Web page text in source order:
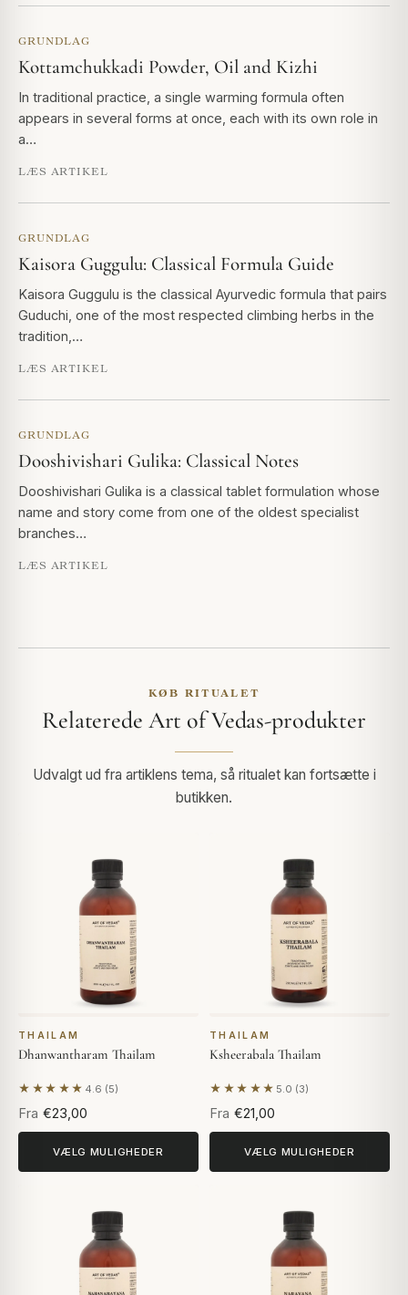
GRUNDLAG
Kottamchukkadi Powder, Oil and Kizhi
In traditional practice, a single warming formula often
appears in several forms at once, each with its own role in
a…
LÆS ARTIKEL
GRUNDLAG
Kaisora Guggulu: Classical Formula Guide
Kaisora Guggulu is the classical Ayurvedic formula that pairs
Guduchi, one of the most respected climbing herbs in the
tradition,…
LÆS ARTIKEL
GRUNDLAG
Dooshivishari Gulika: Classical Notes
Dooshivishari Gulika is a classical tablet formulation whose
name and story come from one of the oldest specialist
branches…
LÆS ARTIKEL
KØB RITUALET
Relaterede Art of Vedas-produkter
Udvalgt ud fra artiklens tema, så ritualet kan fortsætte i
butikken.
THAILAM
Dhanwantharam Thailam
★★★★★ 4.6 (5)
Baseret på 5 anmeldelser
Fra €23,00
VÆLG MULIGHEDER
THAILAM
Ksheerabala Thailam
★★★★★ 5.0 (3)
Baseret på 3 anmeldelser
Fra €21,00
VÆLG MULIGHEDER